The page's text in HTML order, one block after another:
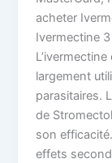
acheter
Ivermectine
largement
parasitaires.
de
son
effets